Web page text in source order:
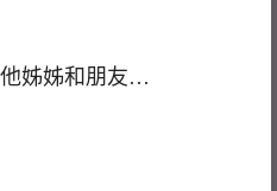
姊姊和朋友…